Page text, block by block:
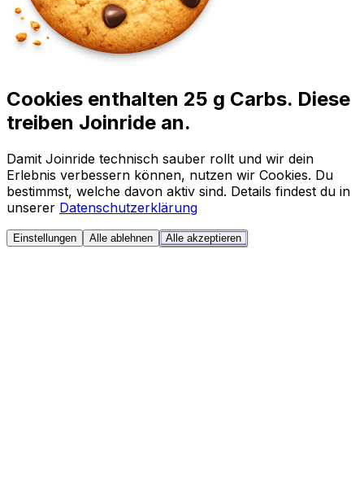
Cookies enthalten 25 g Carbs. Diese
treiben Joinride an.
Damit Joinride technisch sauber rollt und wir dein
Erlebnis verbessern können, nutzen wir Cookies. Du
bestimmst, welche davon aktiv sind. Details findest du in
unserer Datenschutzerklärung
Einstellungen Alle ablehnen Alle akzeptieren